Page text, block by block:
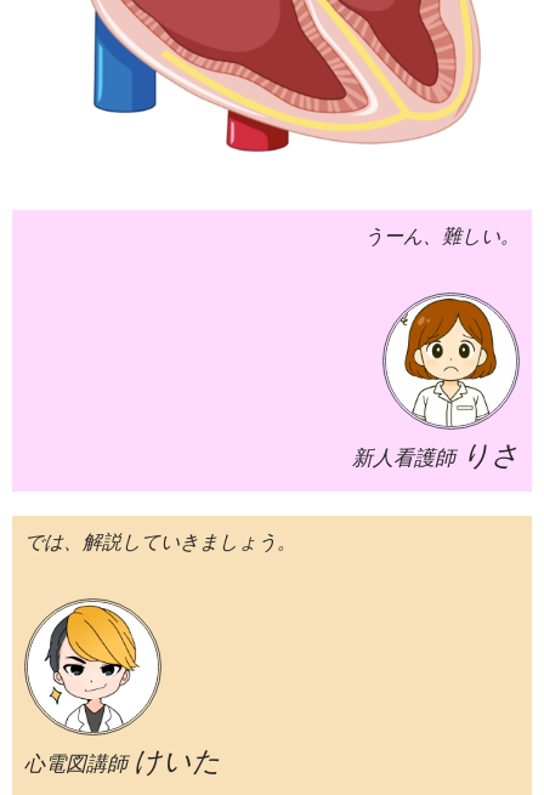
うーん、難しい。
新人看護師 りさ
では、解説していきましょう。
心電図講師 けいた